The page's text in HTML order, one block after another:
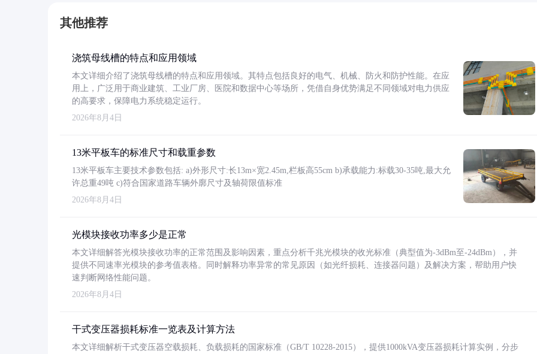
其他推荐
浇筑母线槽的特点和应用领域
本文详细介绍了浇筑母线槽的特点和应用领域。其特点包括良好的电气、机械、防火和防护性能。在应
用上，广泛用于商业建筑、工业厂房、医院和数据中心等场所，凭借自身优势满足不同领域对电力供应
的高要求，保障电力系统稳定运行。
2026年8月4日
13米平板车的标准尺寸和载重参数
13米平板车主要技术参数包括: a)外形尺寸:长13m×宽2.45m,栏板高55cm b)承载能力:标载30-35吨,最大允
许总重49吨 c)符合国家道路车辆外廓尺寸及轴荷限值标准
2026年8月4日
光模块接收功率多少是正常
本文详细解答光模块接收功率的正常范围及影响因素，重点分析千兆光模块的收光标准（典型值为-3dBm至-24dBm），并
提供不同速率光模块的参考值表格。同时解释功率异常的常见原因（如光纤损耗、连接器问题）及解决方案，帮助用户快
速判断网络性能问题。
2026年8月4日
干式变压器损耗标准一览表及计算方法
本文详细解析干式变压器空载损耗、负载损耗的国家标准（GB/T 10228-2015），提供1000kVA变压器损耗计算实例，分步